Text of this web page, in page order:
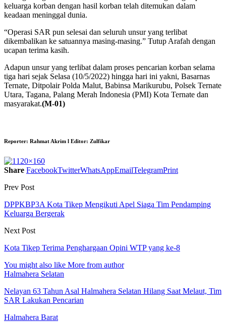
keluarga korban dengan hasil korban telah ditemukan dalam
keadaan meninggal dunia.
“Operasi SAR pun selesai dan seluruh unsur yang terlibat
dikembalikan ke satuannya masing-masing.” Tutup Arafah dengan
ucapan terima kasih.
Adapun unsur yang terlibat dalam proses pencarian korban selama
tiga hari sejak Selasa (10/5/2022) hingga hari ini yakni, Basarnas
Ternate, Ditpolair Polda Malut, Babinsa Marikurubu, Polsek Ternate
Utara, Tagana, Palang Merah Indonesia (PMI) Kota Ternate dan
masyarakat.(M-01)
Reporter: Rahmat Akrim l Editor: Zulfikar
Share FacebookTwitterWhatsAppEmailTelegramPrint
Prev Post
DPPKBP3A Kota Tikep Mengikuti Apel Siaga Tim Pendamping
Keluarga Bergerak
Next Post
Kota Tikep Terima Penghargaan Opini WTP yang ke-8
You might also like More from author
Halmahera Selatan
Nelayan 63 Tahun Asal Halmahera Selatan Hilang Saat Melaut, Tim
SAR Lakukan Pencarian
Halmahera Barat